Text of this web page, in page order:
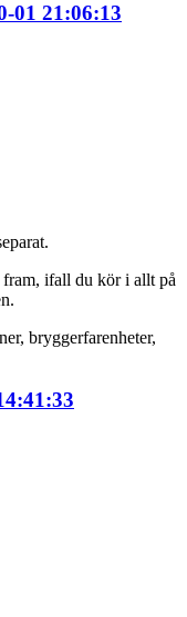
01 21:06:13
ifall du kör i allt på
bryggerfarenheter,